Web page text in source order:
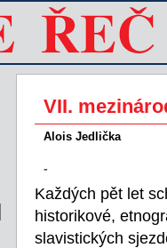
VII.
Alois Jedlička
-
Každých pět let
historikové,
slavistických